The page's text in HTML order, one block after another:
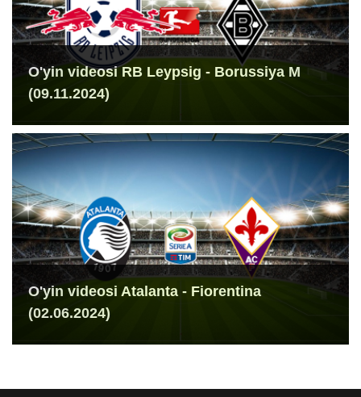
O'yin videosi RB Leypsig - Borussiya M
(09.11.2024)
O'yin videosi Atalanta - Fiorentina
(02.06.2024)